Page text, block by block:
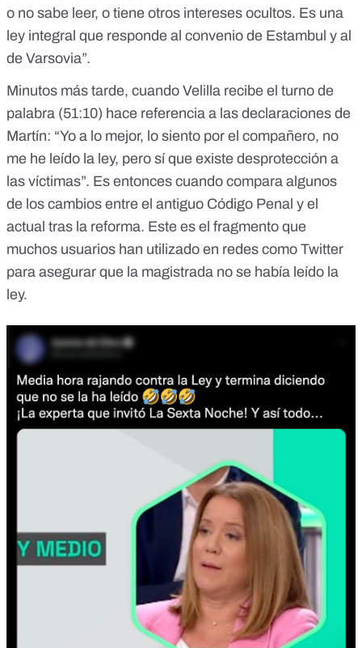
o no sabe leer, o tiene otros intereses ocultos. Es una
ley integral que responde al convenio de Estambul y al
de Varsovia”.
Minutos más tarde, cuando Velilla recibe el turno de
palabra (51:10) hace referencia a las declaraciones de
Martín: “Yo a lo mejor, lo siento por el compañero, no
me he leído la ley, pero sí que existe desprotección a
las víctimas”. Es entonces cuando compara algunos
de los cambios entre el antiguo Código Penal y el
actual tras la reforma. Este es el fragmento que
muchos usuarios han utilizado en redes como Twitter
para asegurar que la magistrada no se había leído la
ley.